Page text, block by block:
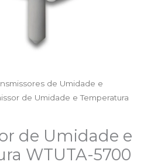
de Umidade e
de Umidade e Temperatura
de Umidade e
WTUTA-5700